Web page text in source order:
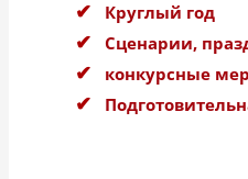
Круглый год
Сценарии,
конкурсные